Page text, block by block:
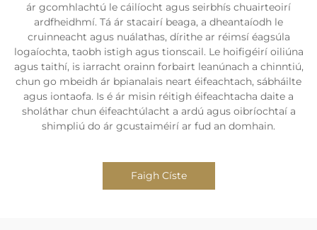
ár gcomhlachtú le cáilíocht agus seirbhís chuairteoirí
ardfheidhmí. Tá ár stacairí beaga, a dheantaíodh le
cruinneacht agus nuálathas, dírithe ar réimsí éagsúla
logaíochta, taobh istigh agus tionscail. Le hoifigéirí oiliúna
agus taithí, is iarracht orainn forbairt leanúnach a chinntiú,
chun go mbeidh ár bpianalais neart éifeachtach, sábháilte
agus iontaofa. Is é ár misin réitigh éifeachtacha daite a
sholáthar chun éifeachtúlacht a ardú agus oibríochtaí a
shimpliú do ár gcustaiméirí ar fud an domhain.
Faigh Císte